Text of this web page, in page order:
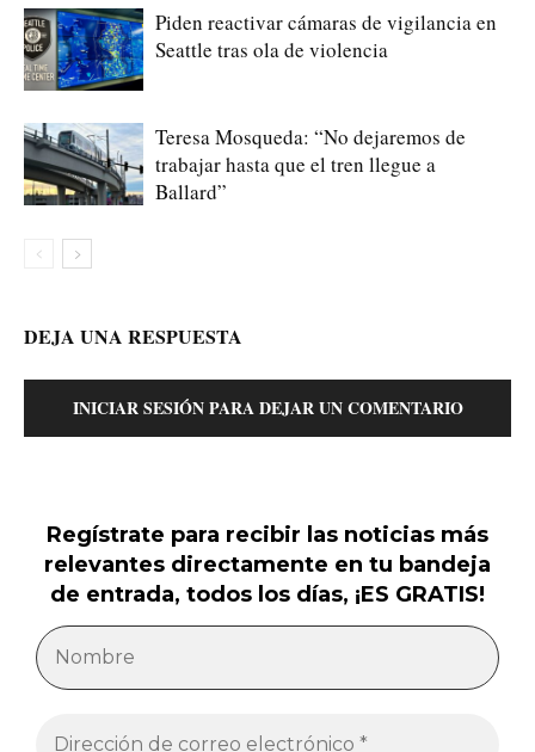
Piden reactivar cámaras de vigilancia en
Seattle tras ola de violencia
Teresa Mosqueda: “No dejaremos de
trabajar hasta que el tren llegue a
Ballard”
DEJA UNA RESPUESTA
INICIAR SESIÓN PARA DEJAR UN COMENTARIO
Regístrate para recibir las noticias más
relevantes directamente en tu bandeja
de entrada, todos los días, ¡ES GRATIS!